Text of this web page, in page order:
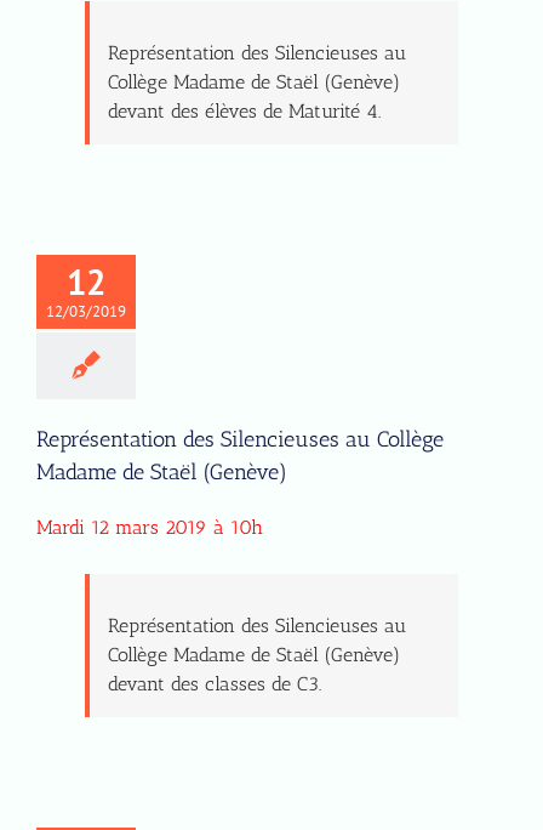
Représentation des Silencieuses au
Collège Madame de Staël (Genève)
devant des élèves de Maturité 4.
12
12/03/2019
Représentation des Silencieuses au Collège
Madame de Staël (Genève)
Mardi 12 mars 2019 à 10h
Représentation des Silencieuses au
Collège Madame de Staël (Genève)
devant des classes de C3.